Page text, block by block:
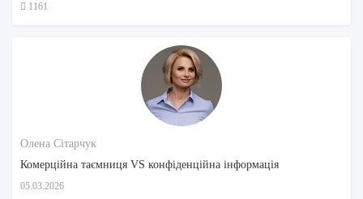
1161
Олена Сітарчук
Комерційна таємниця VS конфіденційна інформація
05.03.2026